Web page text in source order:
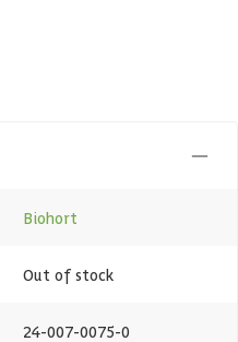
Biohort
Out of stock
24-007-0075-0